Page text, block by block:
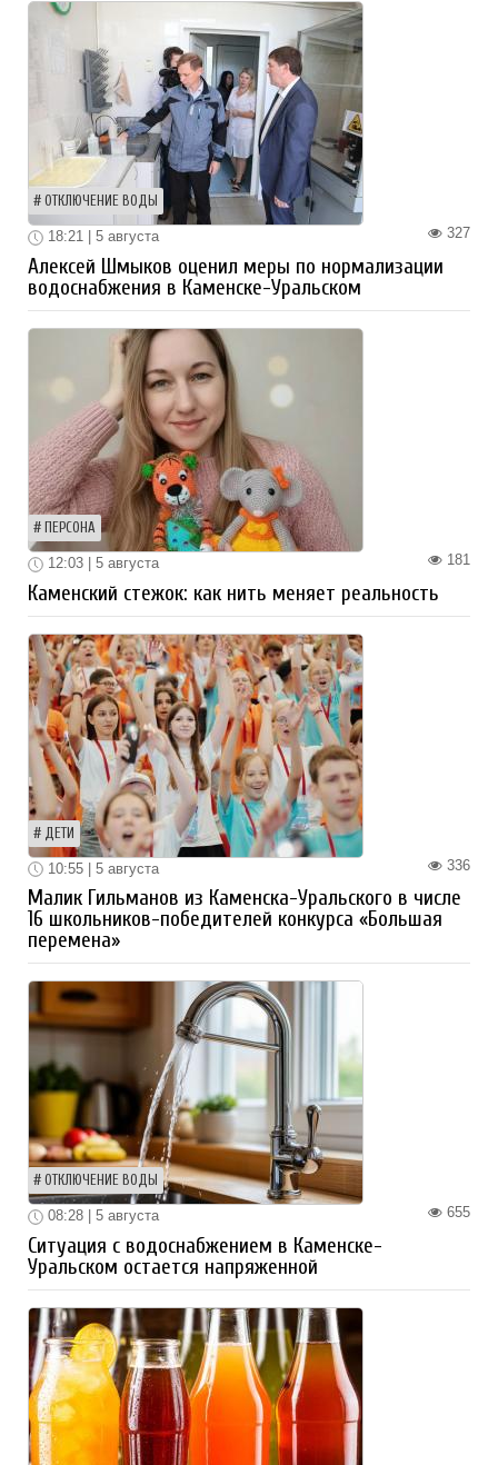
ОТКЛЮЧЕНИЕ ВОДЫ
327
18:21 | 5 августа
Алексей Шмыков оценил меры по нормализации
водоснабжения в Каменске-Уральском
ПЕРСОНА
181
12:03 | 5 августа
Каменский стежок: как нить меняет реальность
ДЕТИ
336
10:55 | 5 августа
Малик Гильманов из Каменска-Уральского в числе
16 школьников-победителей конкурса «Большая
перемена»
ОТКЛЮЧЕНИЕ ВОДЫ
655
08:28 | 5 августа
Ситуация с водоснабжением в Каменске-
Уральском остается напряженной